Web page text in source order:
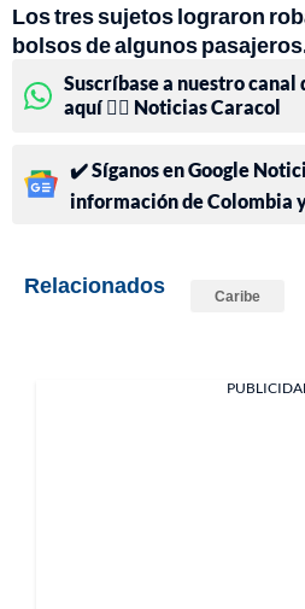
Los tres sujetos lograron
bolsos de algunos
Suscríbase a nuestro
aquí 👉🏻 Noticias Caracol
✔️ Síganos en Google
información de Colombia
Relacionados Caribe